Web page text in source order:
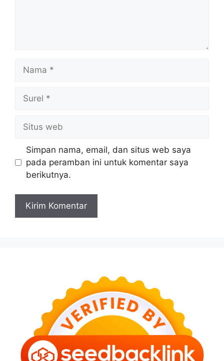
Nama
Surel
Situs
web
Simpan nama, email, dan situs web saya
pada peramban ini untuk komentar saya
berikutnya.